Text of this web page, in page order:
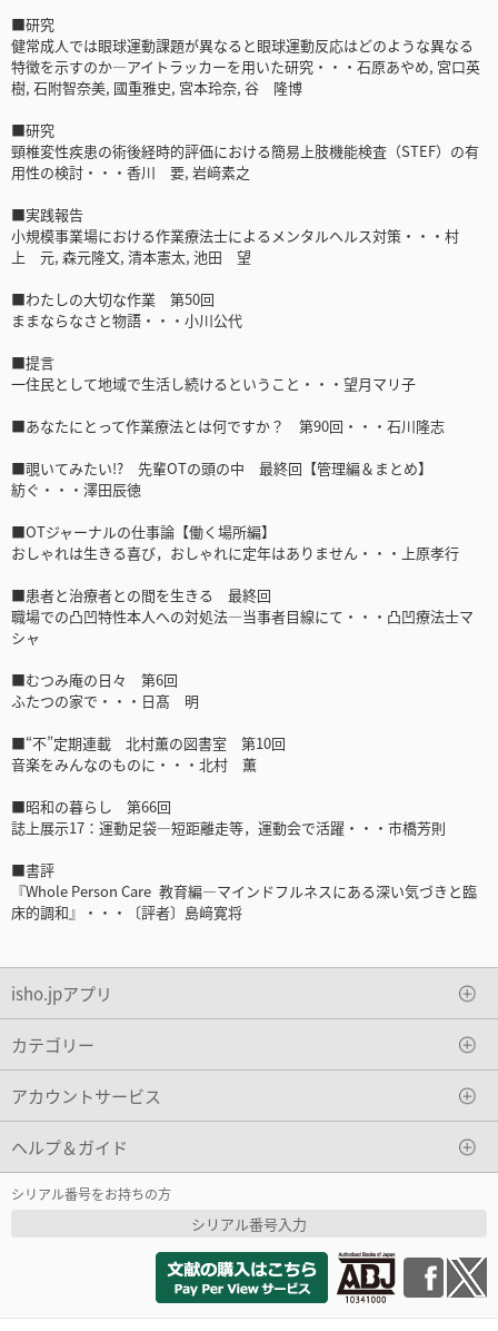
■研究
健常成人では眼球運動課題が異なると眼球運動反応はどのような異なる
特徴を示すのか―アイトラッカーを用いた研究・・・石原あやめ, 宮口英
樹, 石附智奈美, 國重雅史, 宮本玲奈, 谷 隆博
■研究
頸椎変性疾患の術後経時的評価における簡易上肢機能検査（STEF）の有
用性の検討・・・香川 要, 岩﨑素之
■実践報告
小規模事業場における作業療法士によるメンタルヘルス対策・・・村
上 元, 森元隆文, 清本憲太, 池田 望
■わたしの大切な作業 第50回
ままならなさと物語・・・小川公代
■提言
一住民として地域で生活し続けるということ・・・望月マリ子
■あなたにとって作業療法とは何ですか？ 第90回・・・石川隆志
■覗いてみたい!? 先輩OTの頭の中 最終回【管理編＆まとめ】
紡ぐ・・・澤田辰徳
■OTジャーナルの仕事論【働く場所編】
おしゃれは生きる喜び，おしゃれに定年はありません・・・上原孝行
■患者と治療者との間を生きる 最終回
職場での凸凹特性本人への対処法―当事者目線にて・・・凸凹療法士マ
シャ
■むつみ庵の日々 第6回
ふたつの家で・・・日髙 明
■“不”定期連載 北村薫の図書室 第10回
音楽をみんなのものに・・・北村 薫
■昭和の暮らし 第66回
誌上展示17：運動足袋―短距離走等，運動会で活躍・・・市橋芳則
■書評
『Whole Person Care 教育編―マインドフルネスにある深い気づきと臨
床的調和』・・・〔評者〕島﨑寛将
isho.jpアプリ
カテゴリー
アカウントサービス
ヘルプ＆ガイド
シリアル番号をお持ちの方
シリアル番号入力